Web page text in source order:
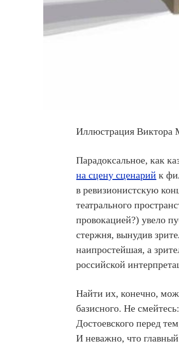
Иллюстрация Виктора
Парадоксальное, как
на сцену сценарий к
в ревизионистскую
театрального
провокацией?) увело
стержня, вынудив
наипростейшая, а
российской
Найти их, конечно,
базисного. Не
Достоевского перед
И неважно, что